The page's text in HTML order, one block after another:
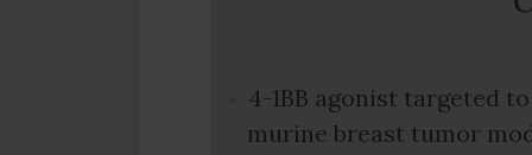
4-1BB agonist targeted
murine breast tumor